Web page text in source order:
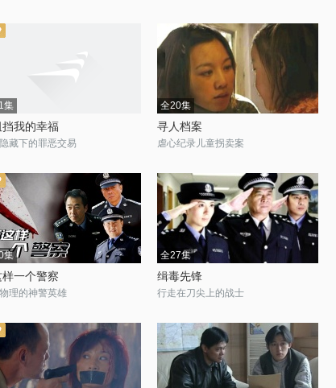
集
挡我的幸福
藏下的罪恶交易
全20集
寻人档案
虐心纪录儿童拐卖案
集
一个警察
理的神警英雄
全27集
缉毒先锋
行走在刀尖上的战士